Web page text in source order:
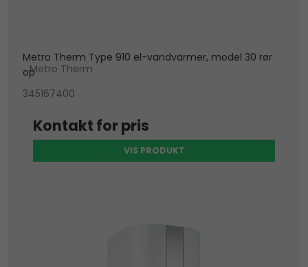
Metro Therm Type 910 el-vandvarmer, model 30 rør
opMetro Therm
345167400
Kontakt for pris
VIS PRODUKT